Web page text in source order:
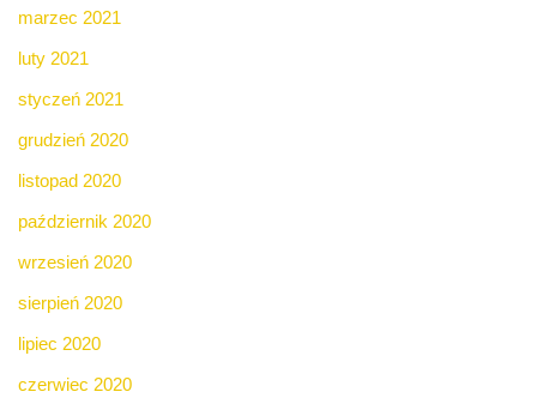
marzec 2021
luty 2021
styczeń 2021
grudzień 2020
listopad 2020
październik 2020
wrzesień 2020
sierpień 2020
lipiec 2020
czerwiec 2020